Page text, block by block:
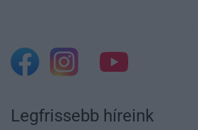
Legfrissebb híreink